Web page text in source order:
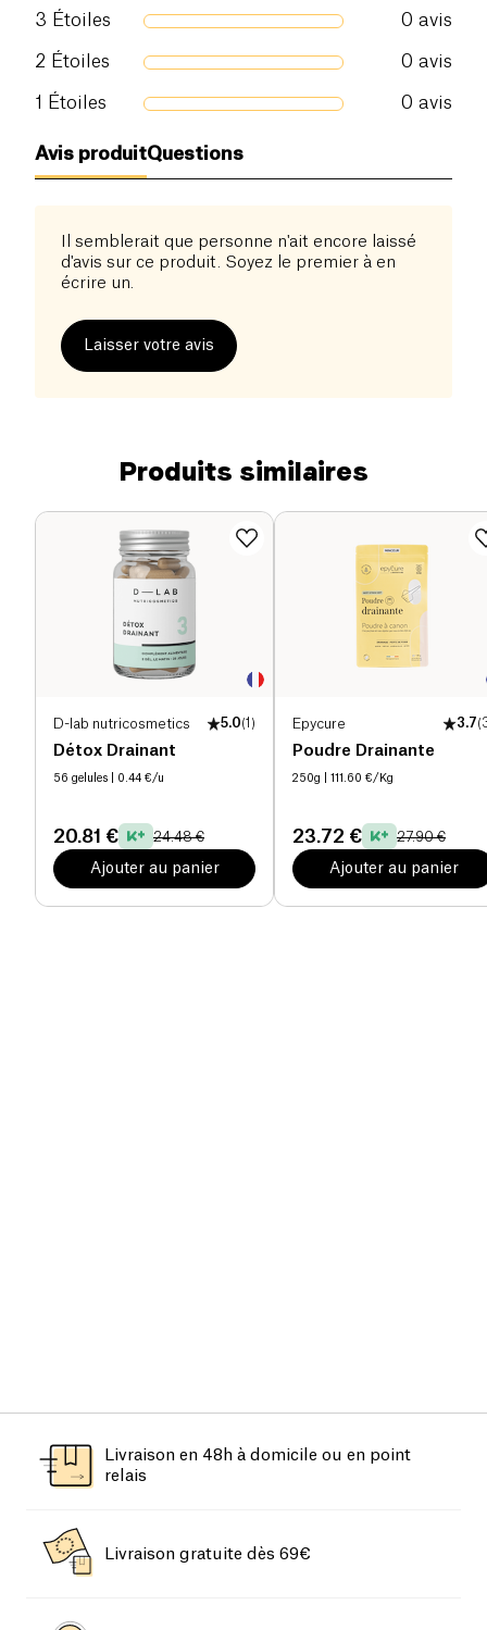
3 Étoiles 0 avis
2 Étoiles 0 avis
1 Étoiles 0 avis
Avis produitQuestions
Il semblerait que personne n'ait encore laissé
d'avis sur ce produit. Soyez le premier à en
écrire un.
Laisser votre avis
Produits similaires
D-lab nutricosmetics 5.0(1 )
Détox Drainant
56 gelules | 0.44 €/u
20.81 € 24.48 €
Ajouter au panier
Epycure 3.7(
Poudre Drainante
250g | 111.60 €/Kg
23.72 € 27.90 €
Ajouter au panier
Livraison en 48h à domicile ou en point
relais
Livraison gratuite dès 69€